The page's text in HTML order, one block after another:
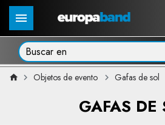
Objetos de evento Gafas de sol
GAFAS DE